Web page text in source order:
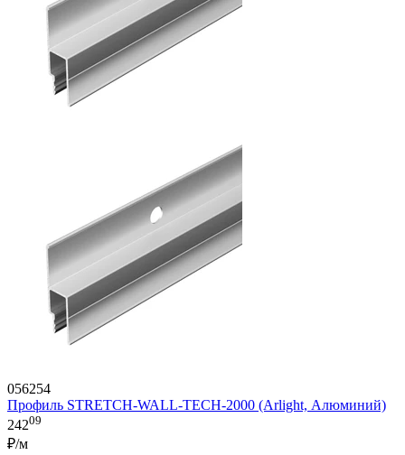
056254
Профиль STRETCH-WALL-TECH-2000 (Arlight, Алюминий)
24209
₽/м